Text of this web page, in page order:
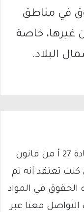
في مناطق
غيرها، خاصة
البلاد.
يتم الاستخدام المواد وفقًا للمادة 27 أ من قانون
والنشر 2007، وإن كنت تعتقد أنه تم
في المواد
معنا عبر